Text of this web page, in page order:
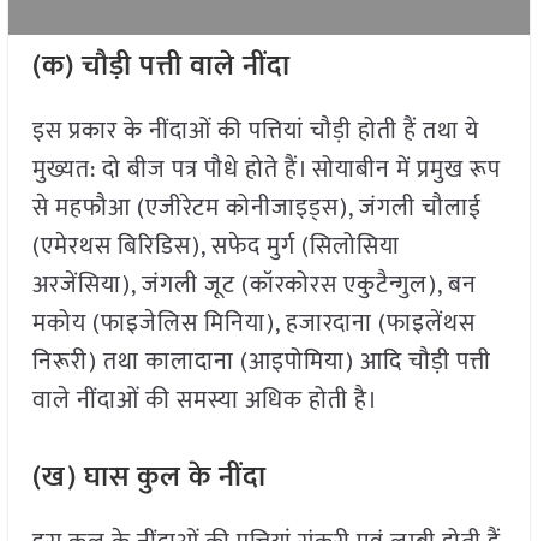
(क) चौड़ी पत्ती वाले नींदा
इस प्रकार के नींदाओं की पत्तियां चौड़ी होती हैं तथा ये
मुख्यत: दो बीज पत्र पौधे होते हैं। सोयाबीन में प्रमुख रूप
से महफौआ (एजीरेटम कोनीजाइड्स), जंगली चौलाई
(एमेरथस बिरिडिस), सफेद मुर्ग (सिलोसिया
अरजेंसिया), जंगली जूट (कॉरकोरस एकुटैन्गुल), बन
मकोय (फाइजेलिस मिनिया), हजारदाना (फाइलेंथस
निरूरी) तथा कालादाना (आइपोमिया) आदि चौड़ी पत्ती
वाले नींदाओं की समस्या अधिक होती है।
(ख) घास कुल के नींदा